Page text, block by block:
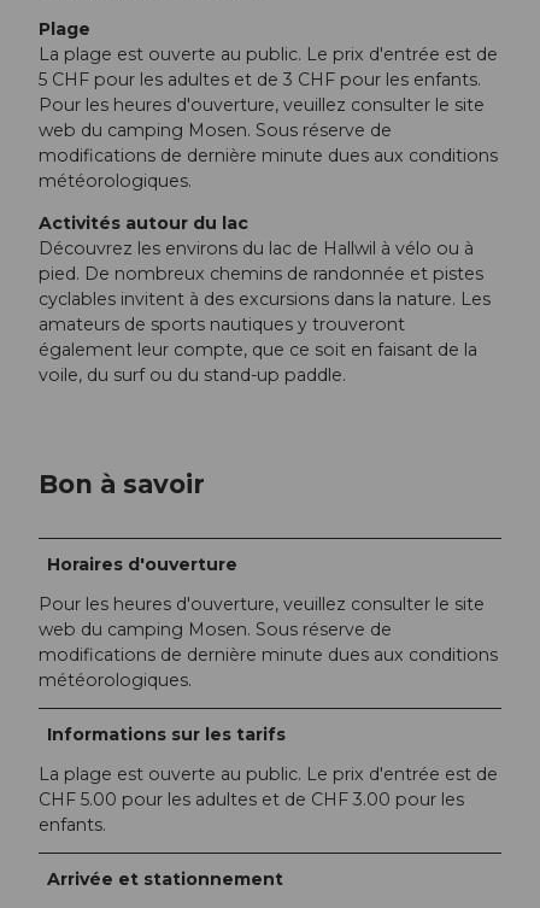
Plage
La plage est ouverte au public. Le prix d'entrée est de
5 CHF pour les adultes et de 3 CHF pour les enfants.
Pour les heures d'ouverture, veuillez consulter le site
web du camping Mosen. Sous réserve de
modifications de dernière minute dues aux conditions
météorologiques.
Activités autour du lac
Découvrez les environs du lac de Hallwil à vélo ou à
pied. De nombreux chemins de randonnée et pistes
cyclables invitent à des excursions dans la nature. Les
amateurs de sports nautiques y trouveront
également leur compte, que ce soit en faisant de la
voile, du surf ou du stand-up paddle.
Bon à savoir
Horaires d'ouverture
Pour les heures d'ouverture, veuillez consulter le site
web du camping Mosen. Sous réserve de
modifications de dernière minute dues aux conditions
météorologiques.
Informations sur les tarifs
La plage est ouverte au public. Le prix d'entrée est de
CHF 5.00 pour les adultes et de CHF 3.00 pour les
enfants.
Arrivée et stationnement